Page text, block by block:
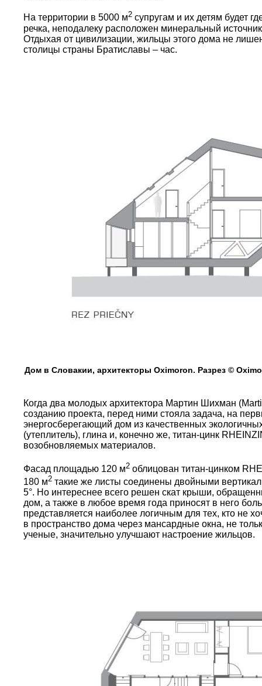
На территории в 5000 м2 супругам и их детям будет
речка, неподалеку расположен минеральный
Отдыхая от цивилизации, жильцы этого дома не
столицы страны Братиславы – час.
Дом в Словакии, архитекторы Oximoron. Разрез ©
Когда два молодых архитектора Мартин Шихман
созданию проекта, перед ними стояла задача, на
энергосберегающий дом из качественных
(утеплитель), глина и, конечно же, титан-цинк
возобновляемых материалов.
Фасад площадью 120 м2 облицован титан-цинком
180 м2 такие же листы соединены двойными
5°. Но интереснее всего решен скат крыши,
дом, а также в любое время года приносят в него
представляется наиболее логичным для тех, кто не
в пространство дома через мансардные окна, не
ученые, значительно улучшают настроение жильцов.